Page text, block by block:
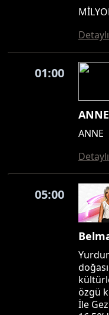
01:00
ANNE
ANNE
05:00
özgü
İle